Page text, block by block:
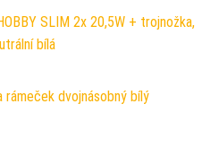
SLIM 2x 20,5W + trojnožka,
bílá
rámeček dvojnásobný bílý